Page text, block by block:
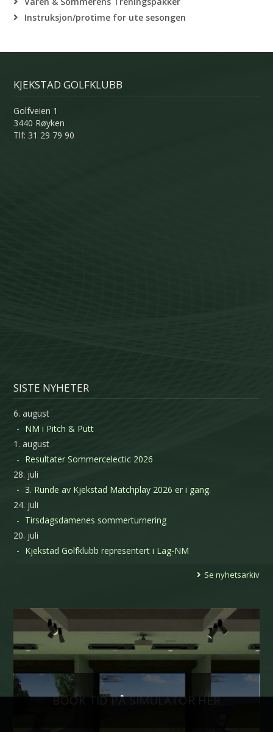
Instruksjon/protime for ute sesongen
KJEKSTAD GOLFKLUBB
Golfveien 1
3440 Røyken
Tlf: 31 29 79 90
SISTE NYHETER
6. august
NM i Pitch & Putt
1. august
Resultater Sommercelectic 2026
28. juli
3. Runde av Kjekstad Matchplay 2026 er i gang.
24. juli
Tirsdagsdamenes sommerturnering
20. juli
Kjekstad Golfklubb representert i Lag-NM
Se nyhetsarkiv
BOOK TID PÅ SIMULATOR HER